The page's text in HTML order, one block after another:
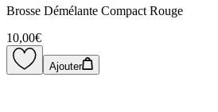
Brosse Démélante Compact Rouge
10,00€
Ajouter